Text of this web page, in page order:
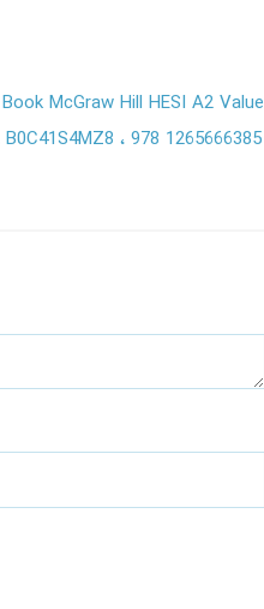
McGraw Hill HESI A2 Value
B0C41S4MZ8
978 1265666385